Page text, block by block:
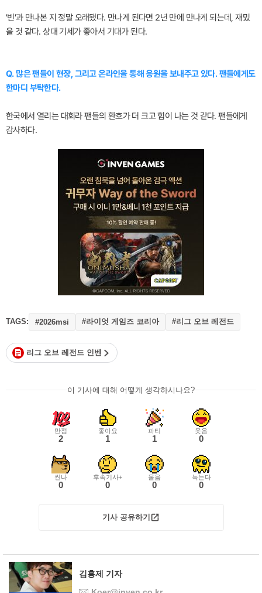
'빈'과 만나본 지 정말 오래됐다. 만나게 된다면 2년 만에 만나게 되는데, 재밌
을 것 같다. 상대 기세가 좋아서 기대가 된다.
Q. 많은 팬들이 현장, 그리고 온라인을 통해 응원을 보내주고 있다. 팬들에게도
한마디 부탁한다.
한국에서 열리는 대회라 팬들의 환호가 더 크고 힘이 나는 것 같다. 팬들에게
감사하다.
TAGS: #2026msi #라이엇 게임즈 코리아 #리그 오브 레전드
리그 오브 레전드 인벤
이 기사에 대해 어떻게 생각하시나요?
만점
2
좋아요
1
파티
1
웃음
0
씬나
0
후속기사+
0
울음
0
녹는다
0
기사 공유하기
김홍제 기자